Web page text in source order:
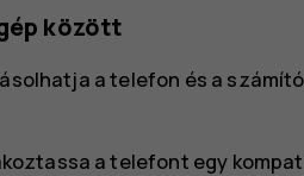
között
a telefon és a
a telefont egy